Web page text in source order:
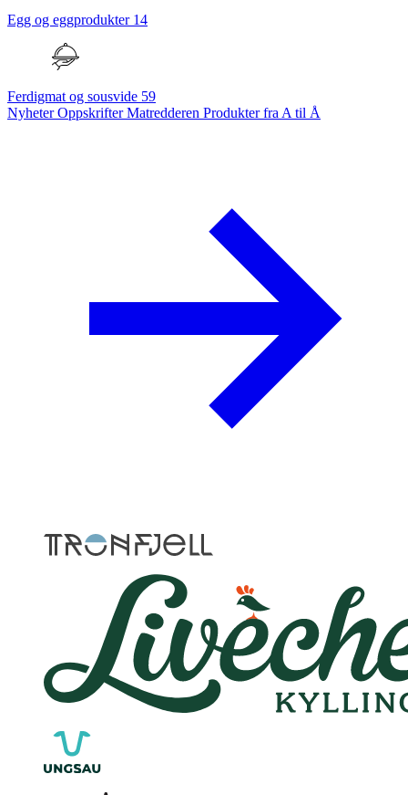
Egg og eggprodukter 14
Ferdigmat og sousvide 59
NyheterOppskrifterMatredderen Produkter fra A til Å